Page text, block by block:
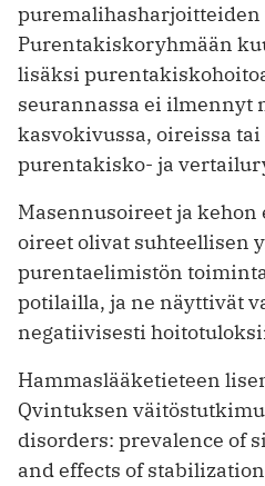
Purentakiskoryhmään
lisäksi
seurannassa ei ilmennyt
kasvokivussa, oireissa
purentakisko- ja
Masennusoireet ja
oireet olivat suhteellisen
purentaelimistön
potilailla, ja ne näyttivät
negatiivisesti
Hammaslääketieteen
Qvintuksen
disorders: prevalence of
and effects of